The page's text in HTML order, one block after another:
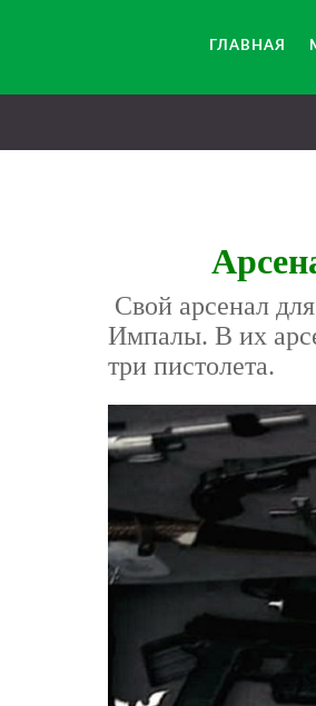
ГЛАВНАЯ
Свой арсенал
Импалы. В их
три пистолета.